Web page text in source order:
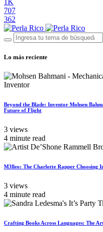
1K
707
362
Lo más reciente
Beyond the Blade: Inventor Mohsen
Future of Flight
3 views
4 minute read
M3lleo: The Charlotte Rapper Choosing
3 views
4 minute read
Crafting Books Across Languages: The